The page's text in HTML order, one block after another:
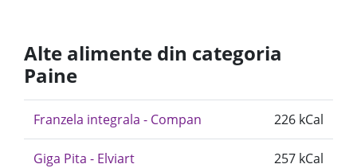
Alte alimente din categoria
Paine
Franzela integrala - Compan 226 kCal
Giga Pita - Elviart 257 kCal